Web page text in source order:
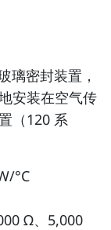
璃密封装置，
安装在空气传
（120 系
°C
Ω、5,000